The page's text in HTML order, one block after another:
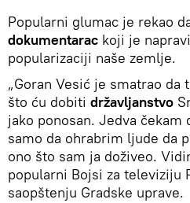
Popularni glumac je rekao
dokumentarac koji je
popularizaciji naše zemlje.
„Goran Vesić je smatrao da
što ću dobiti državljanstvo
jako ponosan. Jedva
samo da ohrabrim ljude da
ono što sam ja doživeo.
popularni Bojsi za televiziju
saopštenju Gradske uprave.